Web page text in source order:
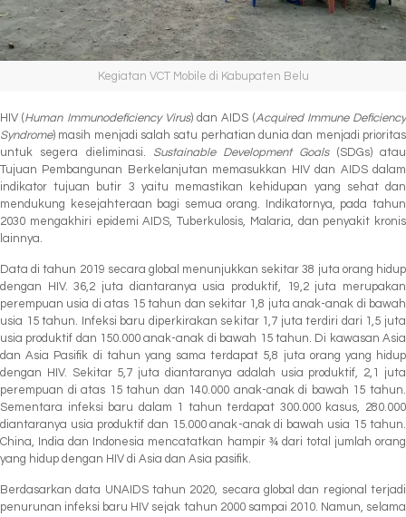
Kegiatan VCT Mobile di Kabupaten Belu
HIV (Human Immunodeficiency Virus) dan AIDS (Acquired Immune Deficiency
Syndrome) masih menjadi salah satu perhatian dunia dan menjadi prioritas
untuk segera dieliminasi. Sustainable Development Goals(SDGs) atau
Tujuan Pembangunan Berkelanjutan memasukkan HIV dan AIDS dalam
indikator tujuan butir 3 yaitu memastikan kehidupan yang sehat dan
mendukung kesejahteraan bagi semua orang. Indikatornya, pada tahun
2030 mengakhiri epidemi AIDS, Tuberkulosis, Malaria, dan penyakit kronis
lainnya.
Data di tahun 2019 secara global menunjukkan sekitar 38 juta orang hidup
dengan HIV. 36,2 juta diantaranya usia produktif, 19,2 juta merupakan
perempuan usia di atas 15 tahun dan sekitar 1,8 juta anak-anak di bawah
usia 15 tahun. Infeksi baru diperkirakan sekitar 1,7 juta terdiri dari 1,5 juta
usia produktif dan 150.000 anak-anak di bawah 15 tahun. Di kawasan Asia
dan Asia Pasifik di tahun yang sama terdapat 5,8 juta orang yang hidup
dengan HIV. Sekitar 5,7 juta diantaranya adalah usia produktif, 2,1 juta
perempuan di atas 15 tahun dan 140.000 anak-anak di bawah 15 tahun.
Sementara infeksi baru dalam 1 tahun terdapat 300.000 kasus, 280.000
diantaranya usia produktif dan 15.000 anak-anak di bawah usia 15 tahun.
China, India dan Indonesia mencatatkan hampir ¾ dari total jumlah orang
yang hidup dengan HIV di Asia dan Asia pasifik.
Berdasarkan data UNAIDS tahun 2020, secara global dan regional terjadi
penurunan infeksi baru HIV sejak tahun 2000 sampai 2010. Namun, selama